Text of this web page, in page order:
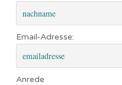
Email-Adresse:
Anrede